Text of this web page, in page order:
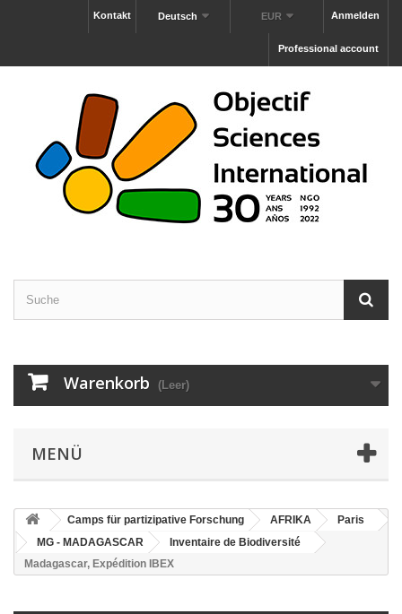
Anmelden
EUR
Deutsch
Kontakt
Professional account
Warenkorb (Leer)
MENÜ
Camps für partizipative Forschung AFRIKA
Paris
MG - MADAGASCAR
Inventaire de Biodiversité
Madagascar, Expédition IBEX